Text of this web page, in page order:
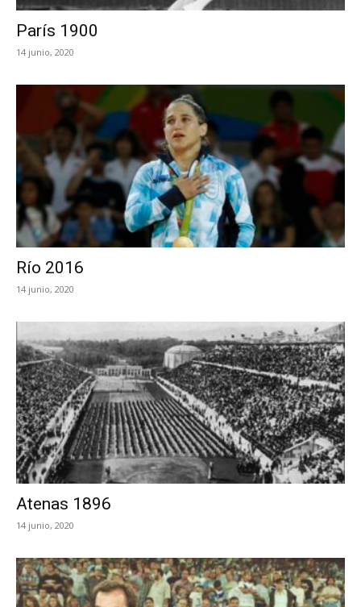
París 1900
14 junio, 2020
Río 2016
14 junio, 2020
Atenas 1896
14 junio, 2020